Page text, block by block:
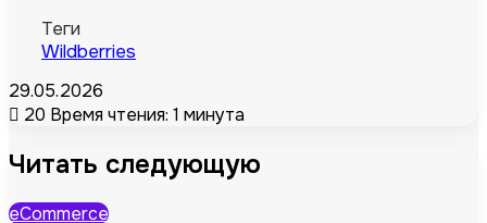
Теги
Wildberries
29.05.2026
20 Время чтения: 1 минута
Читать следующую
eCommerce